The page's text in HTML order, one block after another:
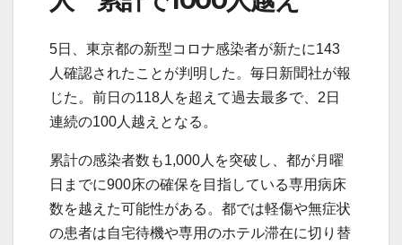
5日、東京都の新型コロナ感染者が新たに143
人確認されたことが判明した。毎日新聞社が報
じた。前日の118人を超えて過去最多で、2日
連続の100人越えとなる。
累計の感染者数も1,000人を突破し、都が月曜
日までに900床の確保を目指している専用病床
数を越えた可能性がある。都では軽傷や無症状
の患者は自宅待機や専用のホテル滞在に切り替